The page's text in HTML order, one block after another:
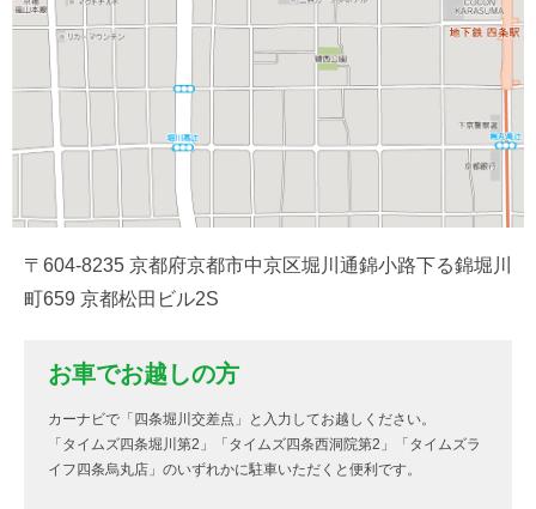
〒604-8235 京都府京都市中京区堀川通錦小路下る錦堀川
町659 京都松田ビル2S
お車でお越しの方
カーナビで「四条堀川交差点」と入力してお越しください。
「タイムズ四条堀川第2」「タイムズ四条西洞院第2」「タイムズラ
イフ四条烏丸店」のいずれかに駐車いただくと便利です。